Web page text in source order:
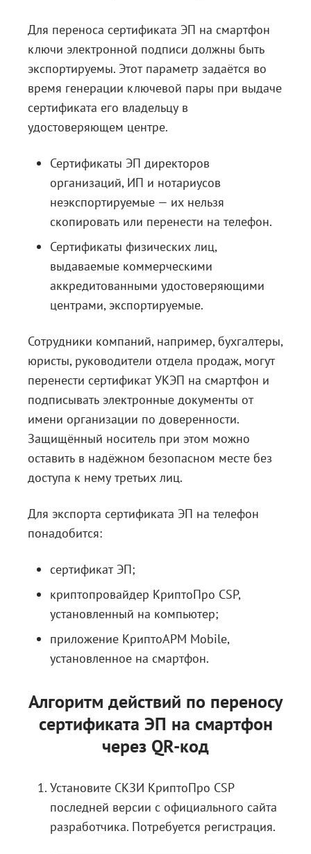
Для переноса сертификата ЭП на смартфон
ключи электронной подписи должны быть
экспортируемы. Этот параметр задаётся во
время генерации ключевой пары при выдаче
сертификата его владельцу в
удостоверяющем центре.
Сертификаты ЭП директоров
организаций, ИП и нотариусов
неэкспортируемые — их нельзя
скопировать или перенести на телефон.
Сертификаты физических лиц,
выдаваемые коммерческими
аккредитованными удостоверяющими
центрами, экспортируемые.
Сотрудники компаний, например, бухгалтеры,
юристы, руководители отдела продаж, могут
перенести сертификат УКЭП на смартфон и
подписывать электронные документы от
имени организации по доверенности.
Защищённый носитель при этом можно
оставить в надёжном безопасном месте без
доступа к нему третьих лиц.
Для экспорта сертификата ЭП на телефон
понадобится:
сертификат ЭП;
криптопровайдер КриптоПро CSP,
установленный на компьютер;
приложение КриптоАРМ Mobile,
установленное на смартфон.
Алгоритм действий по переносу
сертификата ЭП на смартфон
через QR-код
Установите СКЗИ КриптоПро CSP
последней версии с официального сайта
разработчика. Потребуется регистрация.